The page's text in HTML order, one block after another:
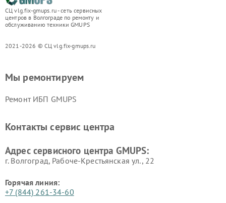
СЦ vlg.fix-gmups.ru - сеть сервисных
центров в Волгограде по ремонту и
обслуживанию техники GMUPS
2021-2026 © СЦ vlg.fix-gmups.ru
Мы ремонтируем
Ремонт ИБП GMUPS
Контакты сервис центра
Адрес сервисного центра GMUPS:
г. Волгоград, Рабоче-Крестьянская ул., 22
Горячая линия:
+7 (844) 261-34-60